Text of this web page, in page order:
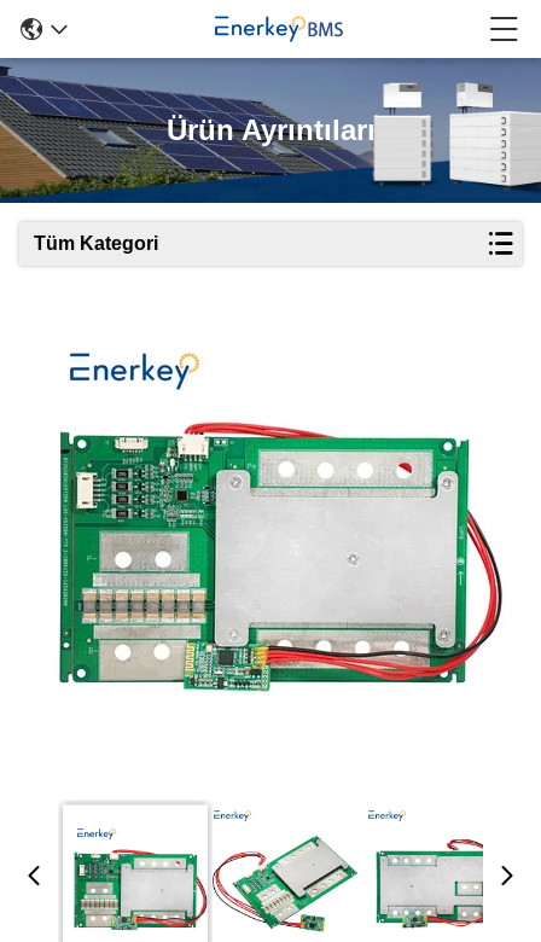
Ürün Ayrıntıları
Tüm Kategori